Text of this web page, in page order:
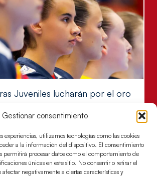
Gestionar consentimiento
experiencias, utilizamos tecnologías como las cookies
a la información del dispositivo. El consentimiento
permitirá procesar datos como el comportamiento de
únicas en este sitio. No consentir o retirar el
negativamente a ciertas características y
Juveniles lucharán por el oro
por Cristina Cabeza se lleva la